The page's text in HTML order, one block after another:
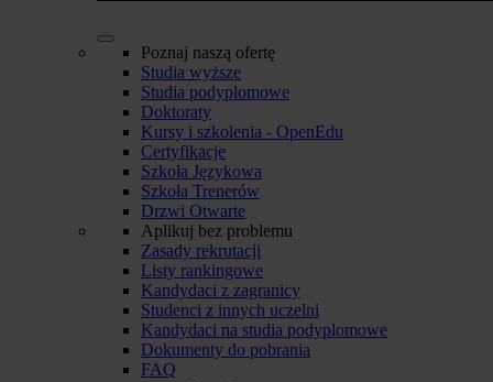
Poznaj naszą ofertę
Studia wyższe
Studia podyplomowe
Doktoraty
Kursy i szkolenia - OpenEdu
Certyfikacje
Szkoła Językowa
Szkoła Trenerów
Drzwi Otwarte
Aplikuj bez problemu
Zasady rekrutacji
Listy rankingowe
Kandydaci z zagranicy
Studenci z innych uczelni
Kandydaci na studia podyplomowe
Dokumenty do pobrania
FAQ